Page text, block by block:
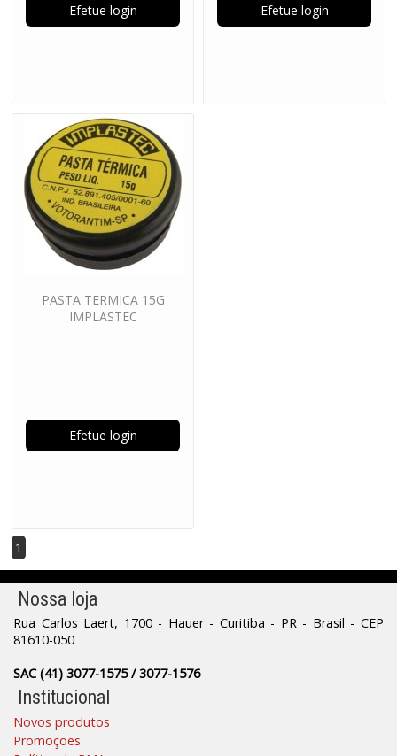
Efetue login Efetue login
PASTA TERMICA 15G
IMPLASTEC
Efetue login
1
Nossa loja
Rua Carlos Laert, 1700 - Hauer - Curitiba - PR - Brasil - CEP
81610-050
SAC (41) 3077-1575 / 3077-1576
Institucional
Novos produtos
Promoções